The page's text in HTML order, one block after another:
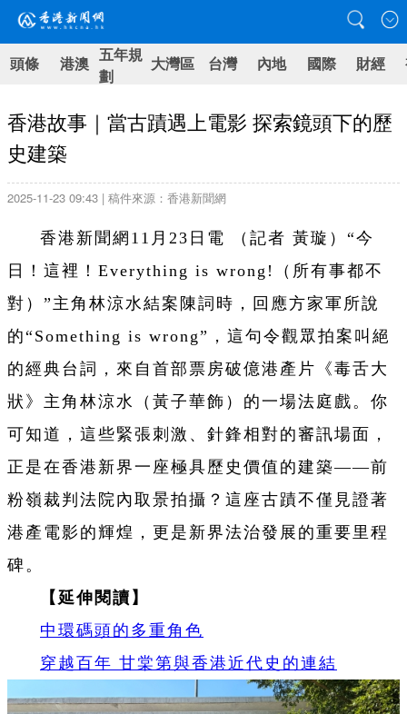
頭條 港澳 五年規
劃
大灣區 台灣 內地 國際 財經
香港故事｜當古蹟遇上電影 探索鏡頭下的歷
史建築
2025-11-23 09:43 | 稿件來源：香港新聞網
香港新聞網11月23日電 （記者 黃璇）“今
日！這裡！Everything is wrong!（所有事都不
對）”主角林涼水結案陳詞時，回應方家軍所說
的“Something is wrong”，這句令觀眾拍案叫絕
的經典台詞，來自首部票房破億港產片《毒舌大
狀》主角林涼水（黃子華飾）的一場法庭戲。你
可知道，這些緊張刺激、針鋒相對的審訊場面，
正是在香港新界一座極具歷史價值的建築——前
粉嶺裁判法院內取景拍攝？這座古蹟不僅見證著
港產電影的輝煌，更是新界法治發展的重要里程
碑。
【延伸閱讀】
中環碼頭的多重角色
穿越百年 甘棠第與香港近代史的連結